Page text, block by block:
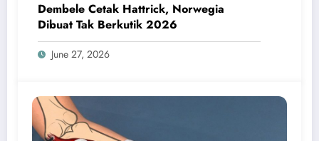
Dembele Cetak Hattrick, Norwegia
Dibuat Tak Berkutik 2026
June 27, 2026